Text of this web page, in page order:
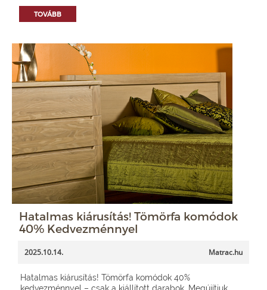
TOVÁBB
Hatalmas kiárusítás! Tömörfa komódok
40% Kedvezménnyel
2025.10.14. Matrac.hu
Hatalmas kiárusítás! Tömörfa komódok 40%
kedvezménnyel – csak a kiállított darabok. Megújítjuk